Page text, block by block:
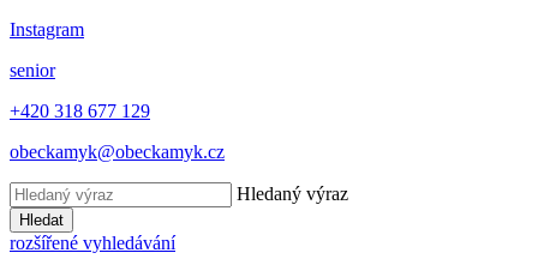
Instagram
senior
+420 318 677 129
obeckamyk@obeckamyk.cz
Hledaný výraz
Hledat
rozšířené vyhledávání